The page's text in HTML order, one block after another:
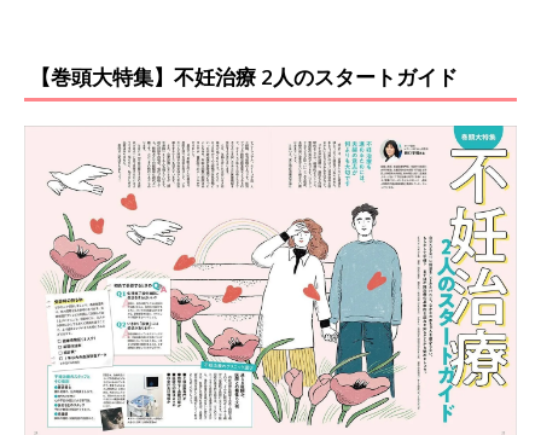
【巻頭大特集】不妊治療 2人のスタートガイド